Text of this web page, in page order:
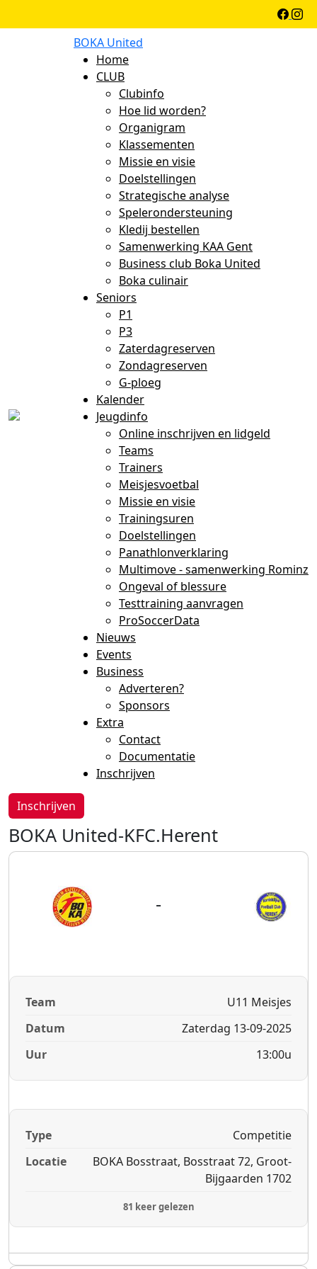
BOKA United
Home
CLUB
Clubinfo
Hoe lid worden?
Organigram
Klassementen
Missie en visie
Doelstellingen
Strategische analyse
Spelerondersteuning
Kledij bestellen
Samenwerking KAA Gent
Business club Boka United
Boka culinair
Seniors
P1
P3
Zaterdagreserven
Zondagreserven
G-ploeg
Kalender
Jeugdinfo
Online inschrijven en lidgeld
Teams
Trainers
Meisjesvoetbal
Missie en visie
Trainingsuren
Doelstellingen
Panathlonverklaring
Multimove - samenwerking Rominz
Ongeval of blessure
Testtraining aanvragen
ProSoccerData
Nieuws
Events
Business
Adverteren?
Sponsors
Extra
Contact
Documentatie
Inschrijven
Inschrijven
BOKA United-KFC.Herent
-
Team
U11 Meisjes
Datum
Zaterdag 13-09-2025
Uur
13:00u
Type
Competitie
Locatie
BOKA Bosstraat, Bosstraat 72, Groot-
Bijgaarden 1702
81 keer gelezen